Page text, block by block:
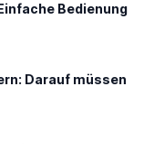
Bedienung
Darauf müssen